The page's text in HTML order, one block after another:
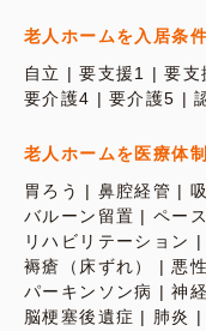
老人ホームを入居条
自立
要支援1 要支
要介護4
要介護5
老人ホームを医療体
胃ろう
鼻腔経管
バルーン留置
ペー
リハビリテーション
褥瘡（床ずれ）
悪
パーキンソン病
神
脳梗塞後遺症
肺炎